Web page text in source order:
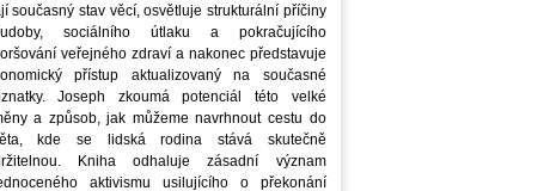
současný stav věcí, osvětluje strukturální příčiny
sociálního útlaku a pokračujícího
veřejného zdraví a nakonec představuje
přístup aktualizovaný na současné
Joseph zkoumá potenciál této velké
a způsob, jak můžeme navrhnout cestu do
kde se lidská rodina stává skutečně
Kniha odhaluje zásadní význam
aktivismu usilujícího o překonání